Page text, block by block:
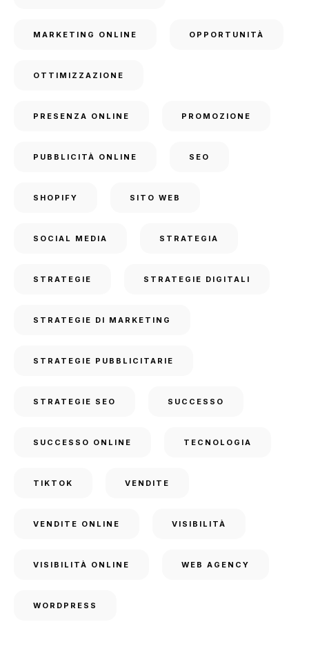
MARKETING ONLINE OPPORTUNITÀ
OTTIMIZZAZIONE
PRESENZA ONLINE PROMOZIONE
PUBBLICITÀ ONLINE SEO
SHOPIFY SITO WEB
SOCIAL MEDIA STRATEGIA
STRATEGIE STRATEGIE DIGITALI
STRATEGIE DI MARKETING
STRATEGIE PUBBLICITARIE
STRATEGIE SEO SUCCESSO
SUCCESSO ONLINE TECNOLOGIA
TIKTOK VENDITE
VENDITE ONLINE VISIBILITÀ
VISIBILITÀ ONLINE WEB AGENCY
WORDPRESS